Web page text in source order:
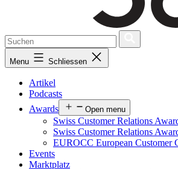
Menu Schliessen
Artikel
Podcasts
Awards
Open menu
Swiss Customer Relations
Swiss Customer Relations
EUROCC European Customer
Events
Marktplatz